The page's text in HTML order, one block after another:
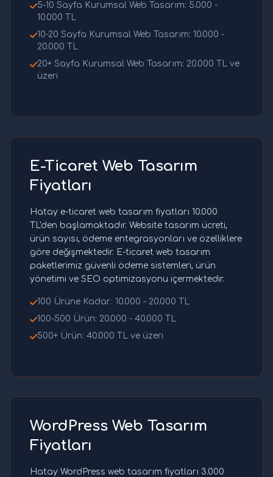
5-10 Sayfa Kurumsal Web Tasarım: 5.000 -
10.000 TL
10-20 Sayfa Kurumsal Web Tasarım: 10.000 -
20.000 TL
20+ Sayfa Kurumsal Web Tasarım: 20.000 TL ve
üzeri
E-Ticaret Web Tasarım
Fiyatları
Hatay e-ticaret web tasarım fiyatları 10.000
TL'den başlamaktadır. Website tasarım ücreti,
ürün sayısı, ödeme entegrasyonları ve özelliklere
göre değişmektedir. E-ticaret web tasarım
paketlerimiz güvenli ödeme sistemleri, ürün
yönetimi ve SEO optimizasyonu içermektedir.
100 Ürüne Kadar: 10.000 - 20.000 TL
100-500 Ürün: 20.000 - 40.000 TL
500+ Ürün: 40.000 TL ve üzeri
WordPress Web Tasarım
Fiyatları
Hatay WordPress web tasarım fiyatları 3.000